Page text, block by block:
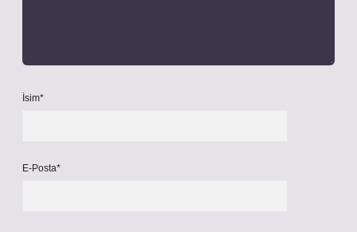
İsim*
E-Posta*